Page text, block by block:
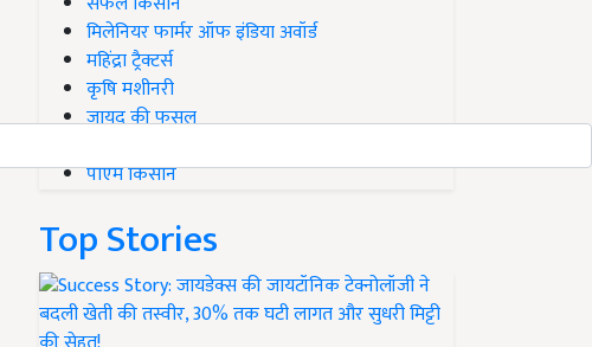
मिलेनियर फार्मर ऑफ इंडिया अवॉर्ड
महिंद्रा ट्रैक्टर्स
कृषि मशीनरी
जायद की फसल
पीएम किसान
Top Stories